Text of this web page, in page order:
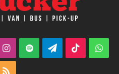
Instagram
Spotify TelegramTikTok